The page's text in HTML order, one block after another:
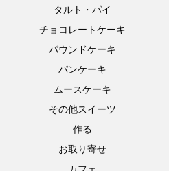
タルト・パイ
チョコレートケーキ
パウンドケーキ
パンケーキ
ムースケーキ
その他スイーツ
作る
お取り寄せ
カフェ